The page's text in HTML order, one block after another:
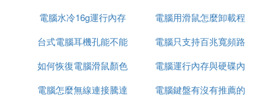
率
電腦水冷16g運行內存
電腦用滑鼠怎麼卸載程
序
台式電腦耳機孔能不能
插音響
電腦只支持百兆寬頻路
由器千兆
如何恢復電腦滑鼠顏色
電腦運行內存與硬碟內
存
電腦怎麼無線連接騰達
電腦鍵盤有沒有推薦的